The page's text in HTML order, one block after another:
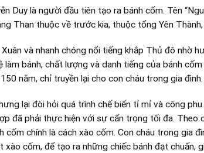
Duy là người đầu tiên tạo ra bánh cốm. Tên
Than thuộc về trước kia, thuộc tổng Yên
và nhanh chóng nổi tiếng khắp Thủ đô nhờ
bánh, chất lượng và danh tiếng của bánh
năm, chỉ truyền lại cho con cháu trong gia đình.
lại đòi hỏi quá trình chế biến tỉ mỉ và công
đã phải thực hiện với sự cẩn trọng tối đa. Theo
cốm chính là cách xào cốm. Con cháu trong gia
cốm, để tạo ra những chiếc bánh đạt chuẩn,